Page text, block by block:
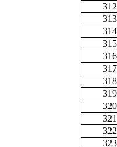
312
313
314
315
316
317
318
319
320
321
322
323